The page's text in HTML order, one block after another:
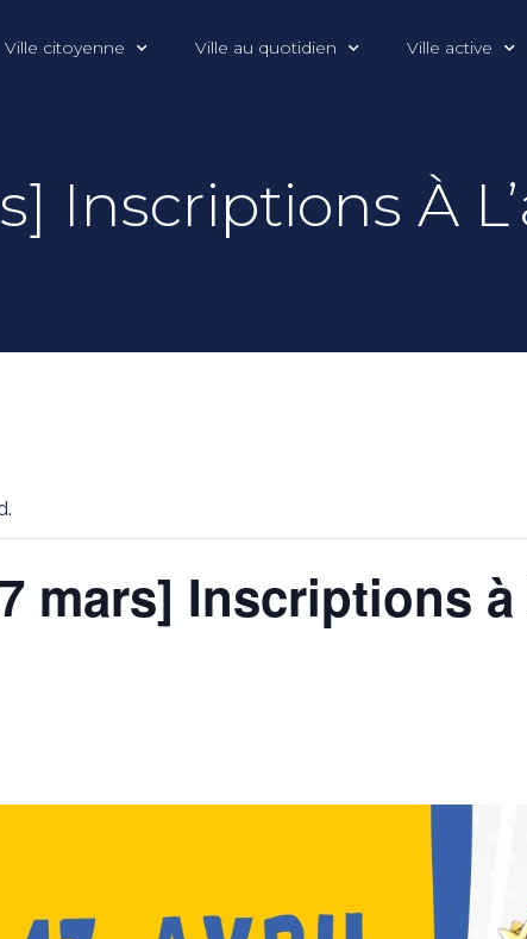
Ville citoyenne Ville au quotidien Ville active
Inscriptions À
mars] Inscriptions